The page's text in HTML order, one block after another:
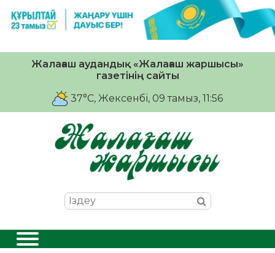
Жалағаш аудандық «Жалағаш жаршысы»
газетінің сайты
37°C, Жексенбі, 09 тамыз, 11:56